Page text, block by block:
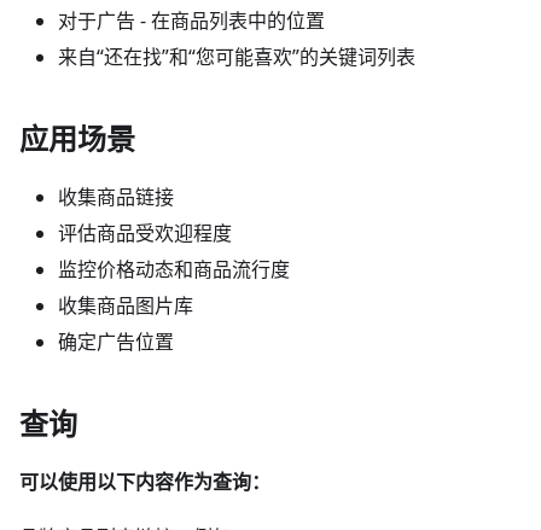
对于广告 - 在商品列表中的位置
来自“还在找”和“您可能喜欢”的关键词列表
应用场景
收集商品链接
评估商品受欢迎程度
监控价格动态和商品流行度
收集商品图片库
确定广告位置
查询
可以使用以下内容作为查询：